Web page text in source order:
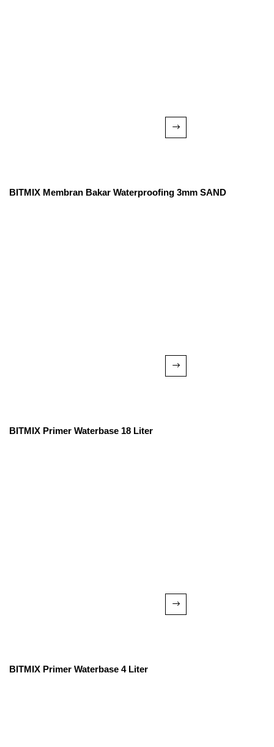
BITMIX Membran Bakar Waterproofing 3mm SAND
BITMIX Primer Waterbase 18 Liter
BITMIX Primer Waterbase 4 Liter